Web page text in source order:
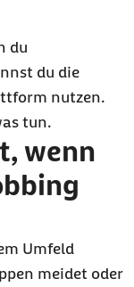
du
du die
nutzen.
tun.
wenn
Umfeld
meidet oder